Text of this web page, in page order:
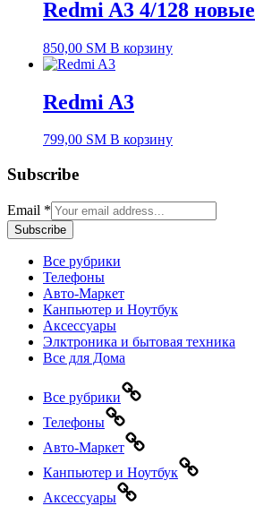
Redmi A3 4/128 новые
850,00 ЅМ В корзину
Redmi A3
799,00 ЅМ В корзину
Subscribe
Email *
Subscribe
Все рубрики
Телефоны
Авто-Маркет
Канпьютер и Ноутбук
Аксессуары
Элктроника и бытовая техника
Все для Дома
Все рубрики
Телефоны
Авто-Маркет
Канпьютер и Ноутбук
Аксессуары